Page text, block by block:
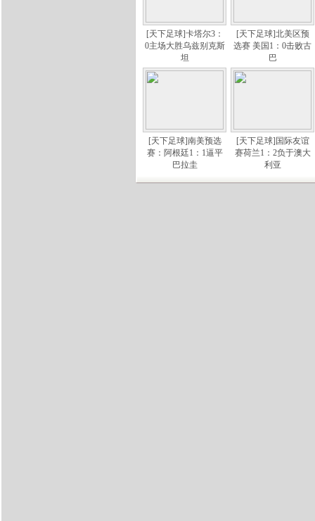
[天下足球]卡塔尔3：
0主场大胜乌兹别克斯
坦
[天下足球]北美区预
选赛 美国1：0击败古
巴
[天下足球]南美预选
赛：阿根廷1：1逼平
巴拉圭
[天下足球]国际友谊
赛荷兰1：2负于澳大
利亚